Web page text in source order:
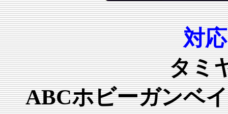
対
タミ
ABCホビーガンベ